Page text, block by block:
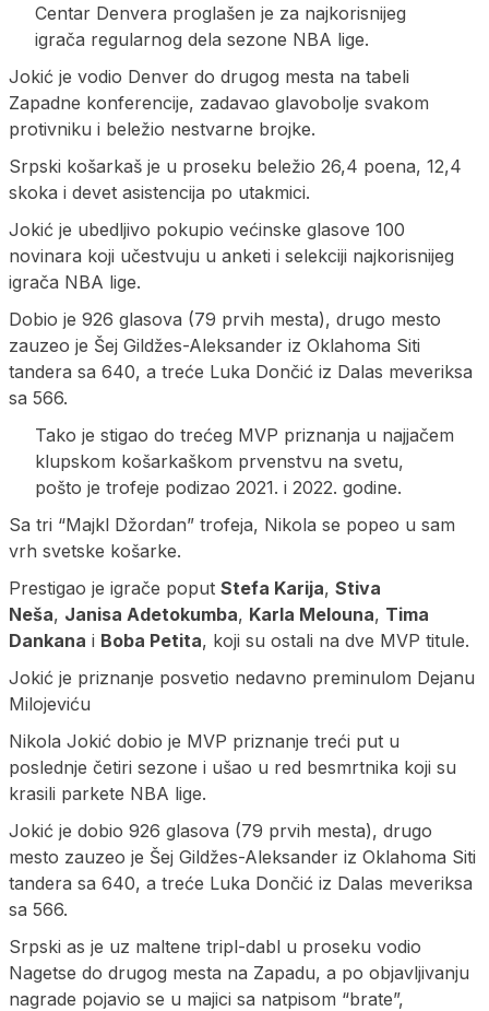
Centar Denvera proglašen je za najkorisnijeg
igrača regularnog dela sezone NBA lige.
Jokić je vodio Denver do drugog mesta na tabeli
Zapadne konferencije, zadavao glavobolje svakom
protivniku i beležio nestvarne brojke.
Srpski košarkaš je u proseku beležio 26,4 poena, 12,4
skoka i devet asistencija po utakmici.
Jokić je ubedljivo pokupio većinske glasove 100
novinara koji učestvuju u anketi i selekciji najkorisnijeg
igrača NBA lige.
Dobio je 926 glasova (79 prvih mesta), drugo mesto
zauzeo je Šej Gildžes-Aleksander iz Oklahoma Siti
tandera sa 640, a treće Luka Dončić iz Dalas meveriksa
sa 566.
Tako je stigao do trećeg MVP priznanja u najjačem
klupskom košarkaškom prvenstvu na svetu,
pošto je trofeje podizao 2021. i 2022. godine.
Sa tri “Majkl Džordan” trofeja, Nikola se popeo u sam
vrh svetske košarke.
Prestigao je igrače poput Stefa Karija, Stiva
Neša, Janisa Adetokumba, Karla Melouna, Tima
Dankana i Boba Petita, koji su ostali na dve MVP titule.
Jokić je priznanje posvetio nedavno preminulom Dejanu
Milojeviću
Nikola Jokić dobio je MVP priznanje treći put u
poslednje četiri sezone i ušao u red besmrtnika koji su
krasili parkete NBA lige.
Jokić je dobio 926 glasova (79 prvih mesta), drugo
mesto zauzeo je Šej Gildžes-Aleksander iz Oklahoma Siti
tandera sa 640, a treće Luka Dončić iz Dalas meveriksa
sa 566.
Srpski as je uz maltene tripl-dabl u proseku vodio
Nagetse do drugog mesta na Zapadu, a po objavljivanju
nagrade pojavio se u majici sa natpisom “brate”,